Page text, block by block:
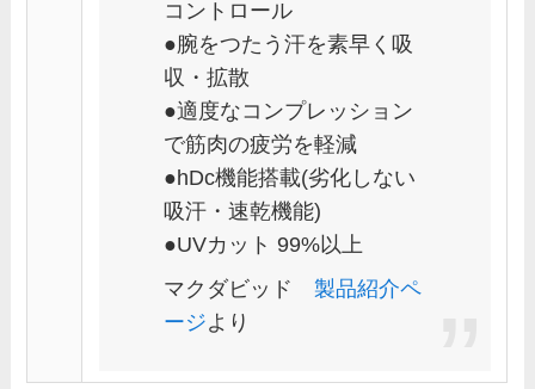
コントロール
●腕をつたう汗を素早く吸
収・拡散
●適度なコンプレッション
で筋肉の疲労を軽減
●hDc機能搭載(劣化しない
吸汗・速乾機能)
●UVカット 99%以上
マクダビッド 製品紹介ペ
ージより